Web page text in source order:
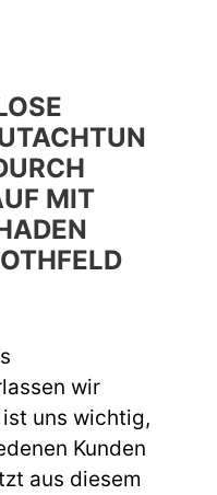
MIT
wir
uns wichtig,
Kunden
aus diesem